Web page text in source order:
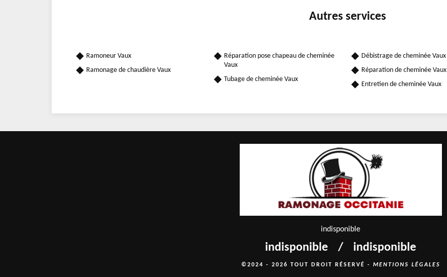
Autres services
Ramoneur Vaux
Ramonage de chaudière Vaux
Réparation pose chapeau de cheminée
Vaux
Tubage de cheminée Vaux
Débistrage de cheminée Vaux
Réparation de cheminée Vaux
Entretien de cheminée Vaux
indisponible
indisponible / indisponible
©2024 - 2026 TOUT DROIT RÉSERVÉ - MENTIONS LÉGALES